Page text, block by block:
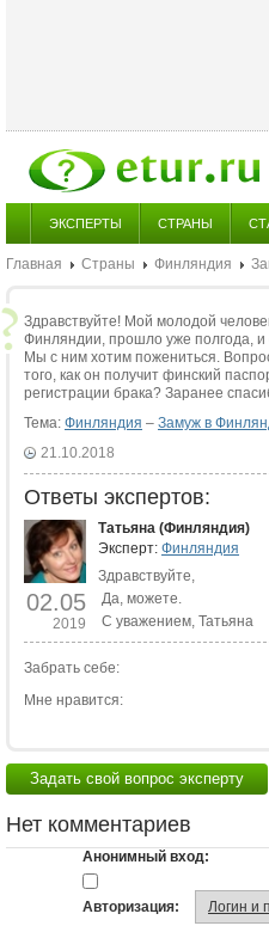
ЭКСПЕРТЫ СТРАНЫ
Главная Страны Финляндия
Здравствуйте! Мой молодой
Финляндии, прошло уже полгода, и
Мы с ним хотим пожениться.
того, как он получит финский
регистрации брака? Заранее
Тема: Финляндия – Замуж в
21.10.2018
Ответы экспертов:
02.05
2019
Татьяна (Финляндия)
Эксперт: Финляндия
Здравствуйте,
Да, можете.
С уважением, Татьяна
Забрать себе:
Мне нравится:
Задать свой вопрос эксперту
Нет комментариев
Анонимный вход:
Авторизация: Логин и